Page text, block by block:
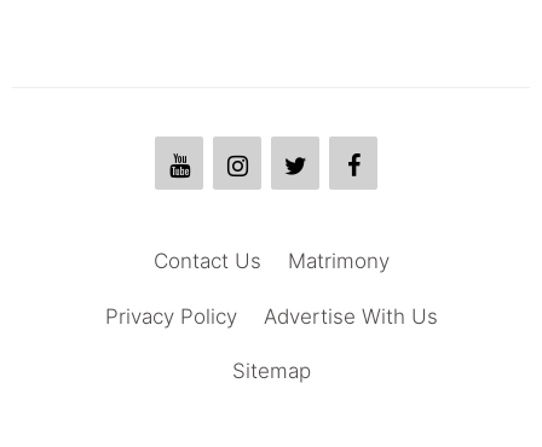
Matrimony
Contact Us
Advertise With Us
Privacy Policy
Sitemap